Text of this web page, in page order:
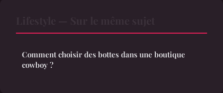
Comment choisir des bottes dans une boutique
cowboy ?